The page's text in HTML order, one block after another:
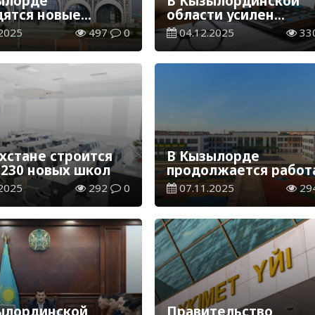
новые
497 0
области усилен
контроль за
строительством и
архитектурой
04.12.2025
строится
новых школ
292 0
В Кызылорде
продолжается
развитию
инфраструктуры
07.11.2025
Правительство